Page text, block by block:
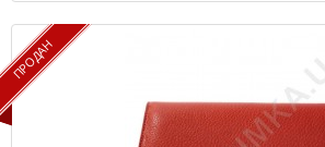
ПРОДАН
ПРОДАН